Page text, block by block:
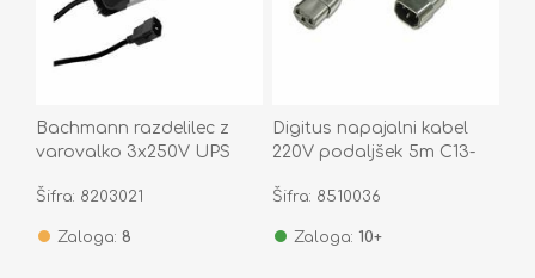
Bachmann razdelilec z
varovalko 3x250V UPS
Šifra: 8203021
Zaloga: 8
Digitus napajalni kabel
220V podaljšek 5m C13-
Šifra: 8510036
Zaloga: 10+